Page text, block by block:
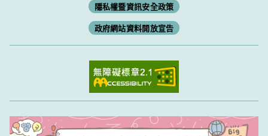
隱私權暨資訊安全政策
政府網站資料開放宣告